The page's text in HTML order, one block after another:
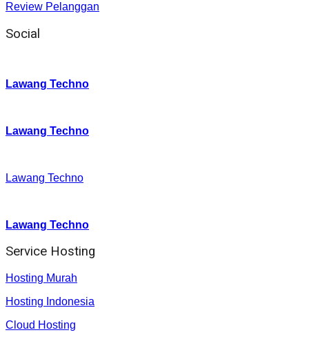
Review Pelanggan
Social
Lawang Techno
Lawang Techno
Lawang Techno
Lawang Techno
Service Hosting
Hosting Murah
Hosting Indonesia
Cloud Hosting